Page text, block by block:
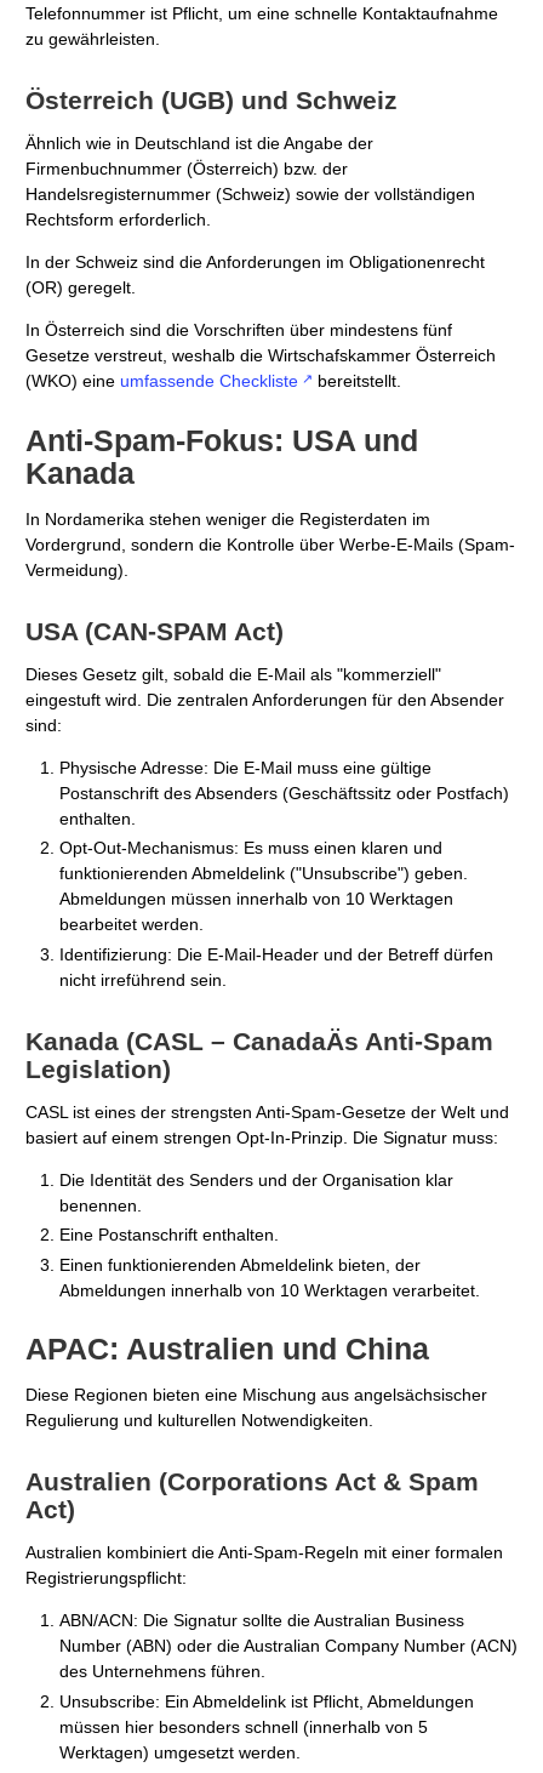
Telefonnummer ist Pflicht, um eine schnelle Kontaktaufnahme
zu gewährleisten.
Österreich (UGB) und Schweiz
Ähnlich wie in Deutschland ist die Angabe der
Firmenbuchnummer (Österreich) bzw. der
Handelsregisternummer (Schweiz) sowie der vollständigen
Rechtsform erforderlich.
In der Schweiz sind die Anforderungen im Obligationenrecht
(OR) geregelt.
In Österreich sind die Vorschriften über mindestens fünf
Gesetze verstreut, weshalb die Wirtschafskammer Österreich
(WKO) eine umfassende Checkliste bereitstellt.
Anti-Spam-Fokus: USA und
Kanada
In Nordamerika stehen weniger die Registerdaten im
Vordergrund, sondern die Kontrolle über Werbe-E-Mails (Spam-
Vermeidung).
USA (CAN-SPAM Act)
Dieses Gesetz gilt, sobald die E-Mail als "kommerziell"
eingestuft wird. Die zentralen Anforderungen für den Absender
sind:
Physische Adresse: Die E-Mail muss eine gültige
Postanschrift des Absenders (Geschäftssitz oder Postfach)
enthalten.
Opt-Out-Mechanismus: Es muss einen klaren und
funktionierenden Abmeldelink ("Unsubscribe") geben.
Abmeldungen müssen innerhalb von 10 Werktagen
bearbeitet werden.
Identifizierung: Die E-Mail-Header und der Betreff dürfen
nicht irreführend sein.
Kanada (CASL – CanadaÄs Anti-Spam
Legislation)
CASL ist eines der strengsten Anti-Spam-Gesetze der Welt und
basiert auf einem strengen Opt-In-Prinzip. Die Signatur muss:
Die Identität des Senders und der Organisation klar
benennen.
Eine Postanschrift enthalten.
Einen funktionierenden Abmeldelink bieten, der
Abmeldungen innerhalb von 10 Werktagen verarbeitet.
APAC: Australien und China
Diese Regionen bieten eine Mischung aus angelsächsischer
Regulierung und kulturellen Notwendigkeiten.
Australien (Corporations Act & Spam
Act)
Australien kombiniert die Anti-Spam-Regeln mit einer formalen
Registrierungspflicht:
ABN/ACN: Die Signatur sollte die Australian Business
Number (ABN) oder die Australian Company Number (ACN)
des Unternehmens führen.
Unsubscribe: Ein Abmeldelink ist Pflicht, Abmeldungen
müssen hier besonders schnell (innerhalb von 5
Werktagen) umgesetzt werden.